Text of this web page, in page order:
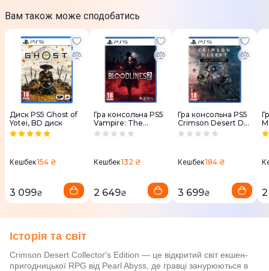
Вам також може сподобатись
Диск PS5 Ghost of
Yotei, BD диск
Кешбек154 ₴
3 099₴
Гра консольна PS5
Vampire: The
Masquerade -
диск
Кешбек132 ₴
2 649₴
Гра консольна PS5
Crimson Desert Day
One Edition, BD
Кешбек184 ₴
3 699₴
Історія та світ
Crimson Desert Collector's Edition — це відкритий світ екшен-
пригодницької RPG від Pearl Abyss, де гравці занурюються в